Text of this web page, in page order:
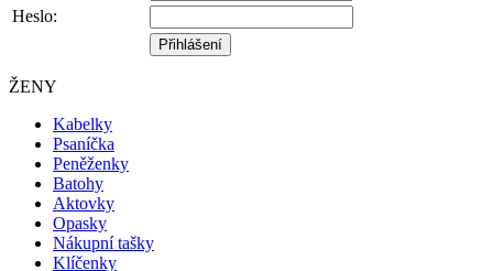
Heslo:
ŽENY
Kabelky
Psaníčka
Peněženky
Batohy
Aktovky
Opasky
Nákupní tašky
Klíčenky